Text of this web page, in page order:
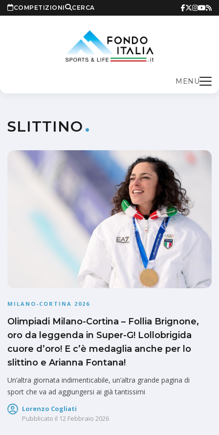
COMPETIZIONI CERCA
MENU
SLITTINO
MILANO-CORTINA 2026
Olimpiadi Milano-Cortina – Follia Brignone,
oro da leggenda in Super-G! Lollobrigida
cuore d’oro! E c’è medaglia anche per lo
slittino e Arianna Fontana!
Un’altra giornata indimenticabile, un’altra grande pagina di
sport che va ad aggiungersi ai già tantissimi
Lorenzo Cogliati
Pubblicato il 12 Febbraio 2026